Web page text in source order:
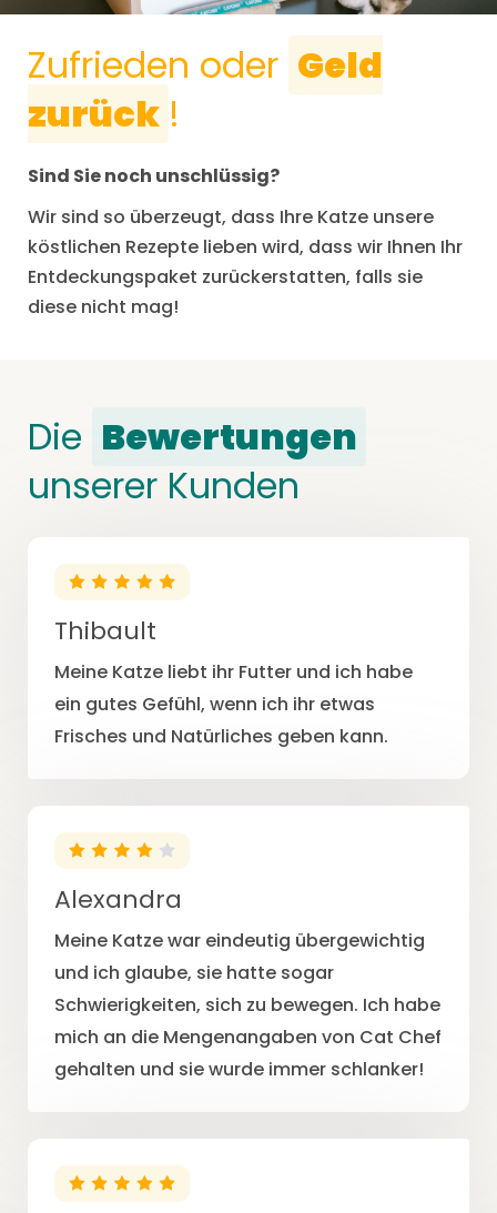
Zufrieden oder Geld
zurück !
Sind Sie noch unschlüssig?
Wir sind so überzeugt, dass Ihre Katze unsere
köstlichen Rezepte lieben wird, dass wir Ihnen Ihr
Entdeckungspaket zurückerstatten, falls sie
diese nicht mag!
Die Bewertungen
unserer Kunden
Thibault
Meine Katze liebt ihr Futter und ich habe
ein gutes Gefühl, wenn ich ihr etwas
Frisches und Natürliches geben kann.
Alexandra
Meine Katze war eindeutig übergewichtig
und ich glaube, sie hatte sogar
Schwierigkeiten, sich zu bewegen. Ich habe
mich an die Mengenangaben von Cat Chef
gehalten und sie wurde immer schlanker!